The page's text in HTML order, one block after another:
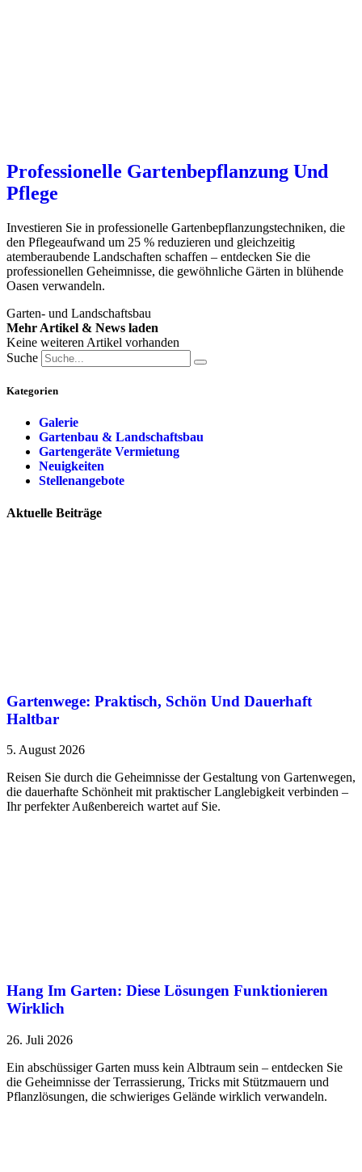
Professionelle Gartenbepflanzung Und
Pflege
Investieren Sie in professionelle Gartenbepflanzungstechniken, die
den Pflegeaufwand um 25 % reduzieren und gleichzeitig
atemberaubende Landschaften schaffen – entdecken Sie die
professionellen Geheimnisse, die gewöhnliche Gärten in blühende
Oasen verwandeln.
Garten- und Landschaftsbau
Mehr Artikel & News laden
Keine weiteren Artikel vorhanden
Suche
Kategorien
Galerie
Gartenbau & Landschaftsbau
Gartengeräte Vermietung
Neuigkeiten
Stellenangebote
Aktuelle Beiträge
Gartenwege: Praktisch, Schön Und Dauerhaft
Haltbar
5. August 2026
Reisen Sie durch die Geheimnisse der Gestaltung von Gartenwegen,
die dauerhafte Schönheit mit praktischer Langlebigkeit verbinden –
Ihr perfekter Außenbereich wartet auf Sie.
Hang Im Garten: Diese Lösungen Funktionieren
Wirklich
26. Juli 2026
Ein abschüssiger Garten muss kein Albtraum sein – entdecken Sie
die Geheimnisse der Terrassierung, Tricks mit Stützmauern und
Pflanzlösungen, die schwieriges Gelände wirklich verwandeln.